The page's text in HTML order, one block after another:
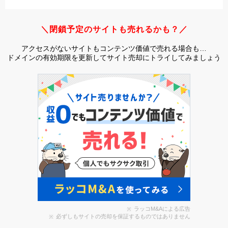
＼閉鎖予定のサイトも売れるかも？／
アクセスがないサイトもコンテンツ価値で売れる場合も…
ドメインの有効期限を更新してサイト売却にトライしてみましょう
ラッコM&Aによる広告
必ずしもサイトの売却を保証するものではありません